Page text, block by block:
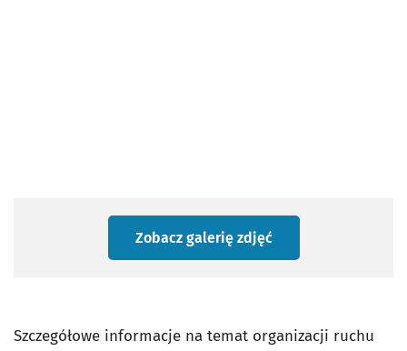
Zobacz galerię zdjęć
Szczegółowe informacje na temat organizacji ruchu